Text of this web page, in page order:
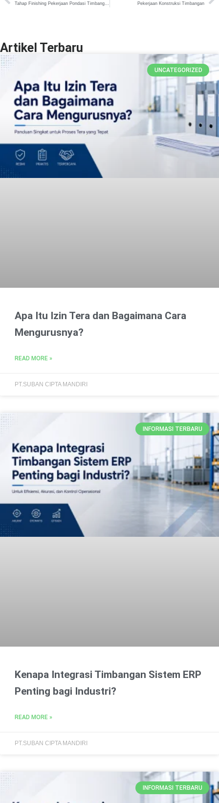
Pekerjaan Konstruksi Timbangan
Artikel Terbaru
UNCATEGORIZED
Apa Itu Izin Tera dan Bagaimana Cara
Mengurusnya?
READ MORE »
PT.SUBAN CIPTA MANDIRI
INFORMASI TERBARU
Kenapa Integrasi Timbangan Sistem ERP
Penting bagi Industri?
READ MORE »
PT.SUBAN CIPTA MANDIRI
INFORMASI TERBARU